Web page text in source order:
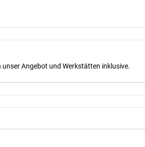
Angebot und Werkstätten inklusive.